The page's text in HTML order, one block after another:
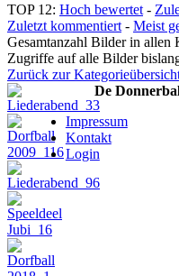
TOP 12: Hoch bewertet -
Zuletzt kommentiert - Meist
Gesamtanzahl Bilder in allen
Zugriffe auf alle Bilder
Zurück zur
De
Impressum
Kontakt
Login